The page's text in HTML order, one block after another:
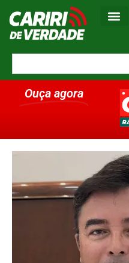
Ouça agora